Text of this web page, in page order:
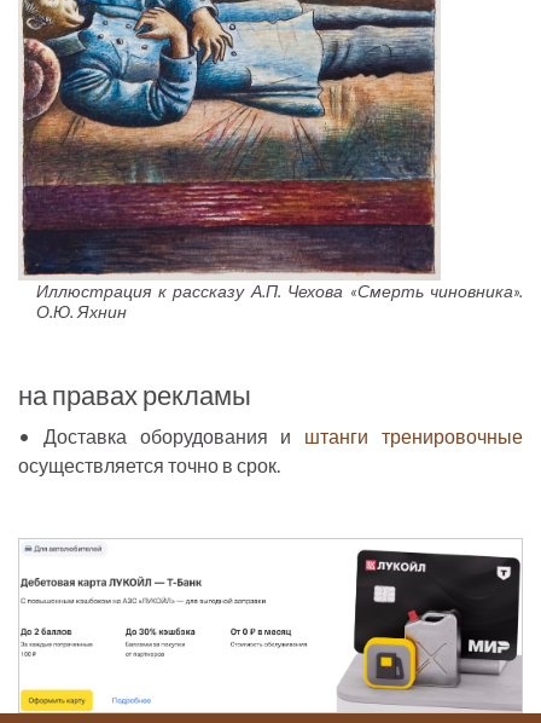
Иллюстрация к рассказу А.П. Чехова «Смерть чиновника».
О.Ю. Яхнин
на правах рекламы
• Доставка оборудования и штанги тренировочные
осуществляется точно в срок.